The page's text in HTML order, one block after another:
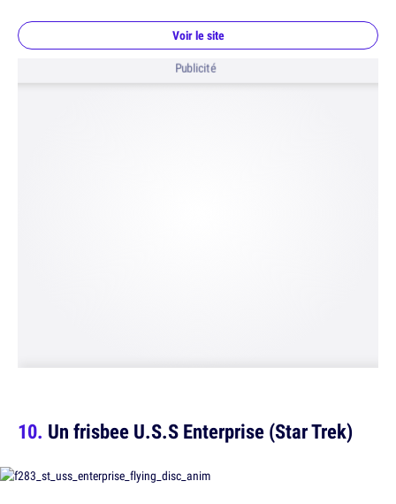
Voir le site
Publicité
Un frisbee U.S.S Enterprise (Star Trek)